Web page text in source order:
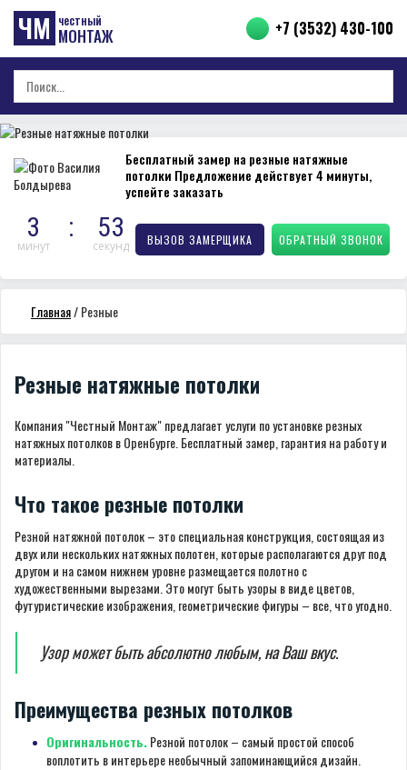
ЧМ честный
МОНТАЖ +7 (3532) 430-100
Бесплатный замер на резные натяжные
потолки Предложение действует 4 минуты,
успейте заказать
3
минут
: 53
секунд ВЫЗОВ ЗАМЕРЩИКА ОБРАТНЫЙ ЗВОНОК
Главная/Резные
Резные натяжные потолки
Компания "Честный Монтаж" предлагает услуги по установке резных
натяжных потолков в Оренбурге. Бесплатный замер, гарантия на работу и
материалы.
Что такое резные потолки
Резной натяжной потолок – это специальная конструкция, состоящая из
двух или нескольких натяжных полотен, которые располагаются друг под
другом и на самом нижнем уровне размещается полотно с
художественными вырезами. Это могут быть узоры в виде цветов,
футуристические изображения, геометрические фигуры – все, что угодно.
Узор может быть абсолютно любым, на Ваш вкус.
Преимущества резных потолков
Оригинальность.Резной потолок – самый простой способ
воплотить в интерьере необычный запоминающийся дизайн.